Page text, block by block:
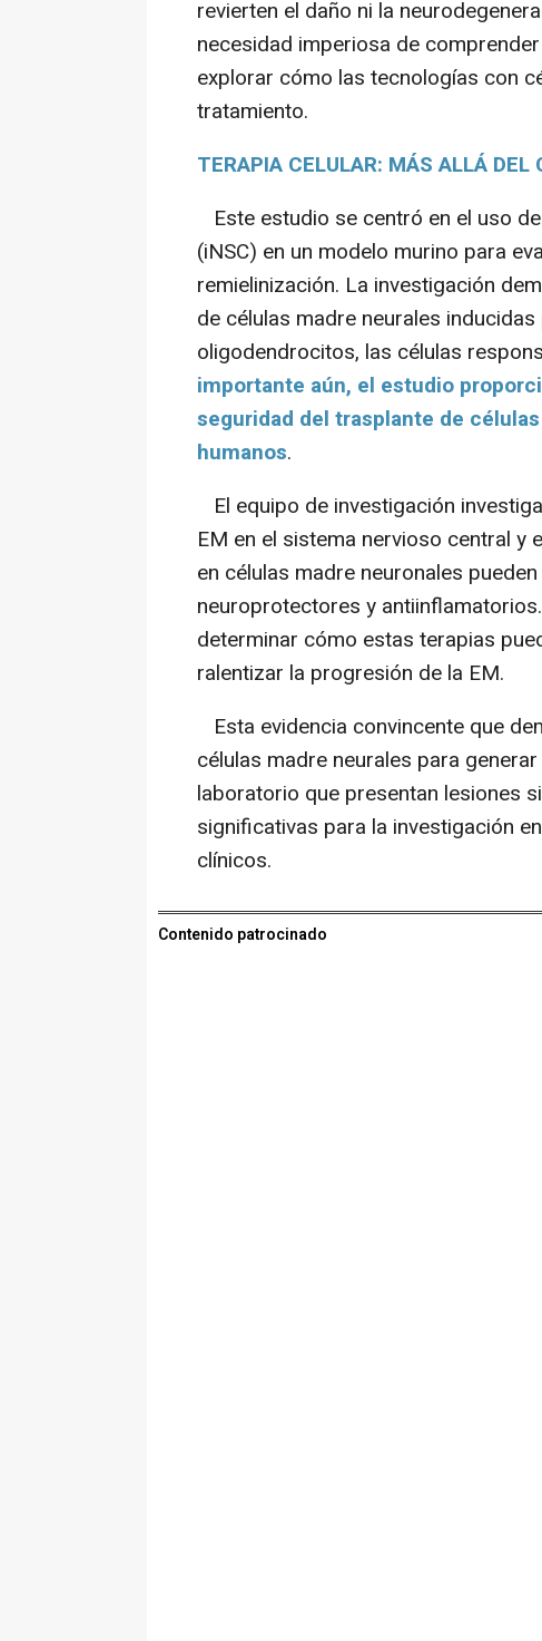
revierten el daño ni la
necesidad imperiosa de
explorar cómo las tecnologías con
tratamiento.
TERAPIA CELULAR: MÁS ALLÁ
Este estudio se centró en el uso
(iNSC) en un modelo murino para
remielinización. La investigación
de células madre neurales
oligodendrocitos, las células
importante aún, el estudio
seguridad del trasplante de
humanos.
El equipo de investigación
EM en el sistema nervioso central
en células madre neuronales
neuroprotectores y
determinar cómo estas terapias
ralentizar la progresión de la EM.
Esta evidencia convincente que
células madre neurales para
laboratorio que presentan lesiones
significativas para la investigación
clínicos.
Contenido patrocinado